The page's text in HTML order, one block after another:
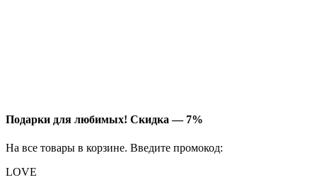
Подарки для любимых! Скидка — 7%
На все товары в корзине. Введите промокод:
LOVE